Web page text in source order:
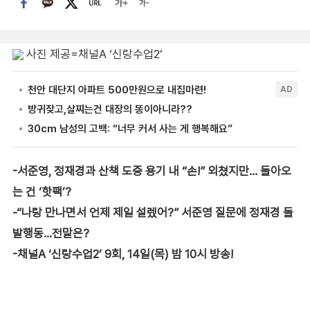
사진 제공=채널A ‘신랑수업2’
-서준영, 정재경과 산책 도중 용기 내 “손!” 외쳤지만… 돌아오
는 건 ‘핫팩’?
-“나랑 만나면서 언제 제일 설렜어?” 서준영 질문에 정재경 돌
발행동…전말은?
-채널A ‘신랑수업2’ 9회, 14일(목) 밤 10시 방송!